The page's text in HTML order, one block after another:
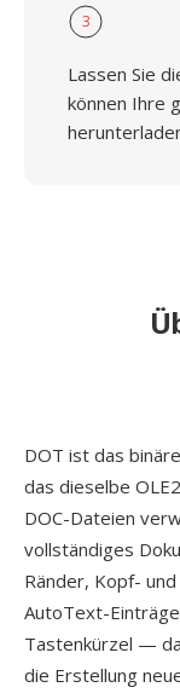
3
Lassen Sie
können Ihre
DOT ist das
das dieselbe
DOC-Dateien
vollständiges
Ränder, Kopf-
AutoText-
Tastenkürzel —
die Erstellung